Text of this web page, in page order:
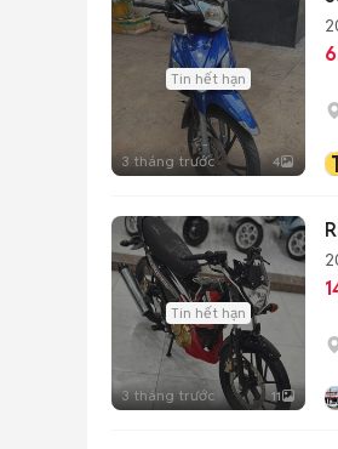
Tin hết hạn
3 tháng trước 4
Tin hết hạn
3 tháng trước 11